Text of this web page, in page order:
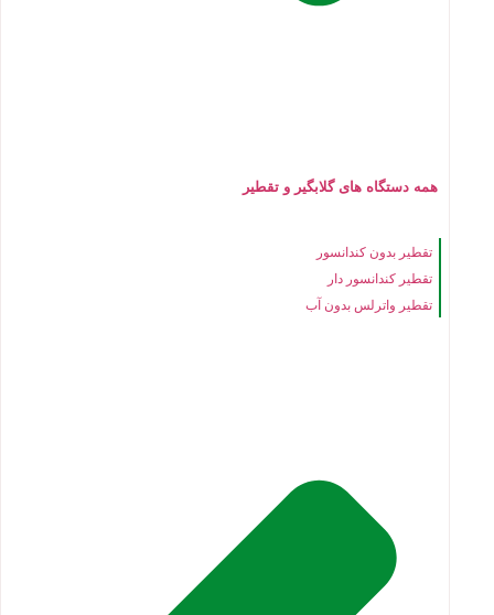
همه دستگاه های گلابگیر و تقطیر
تقطیر بدون کندانسور
تقطیر کندانسور دار
تقطیر واترلس بدون آب